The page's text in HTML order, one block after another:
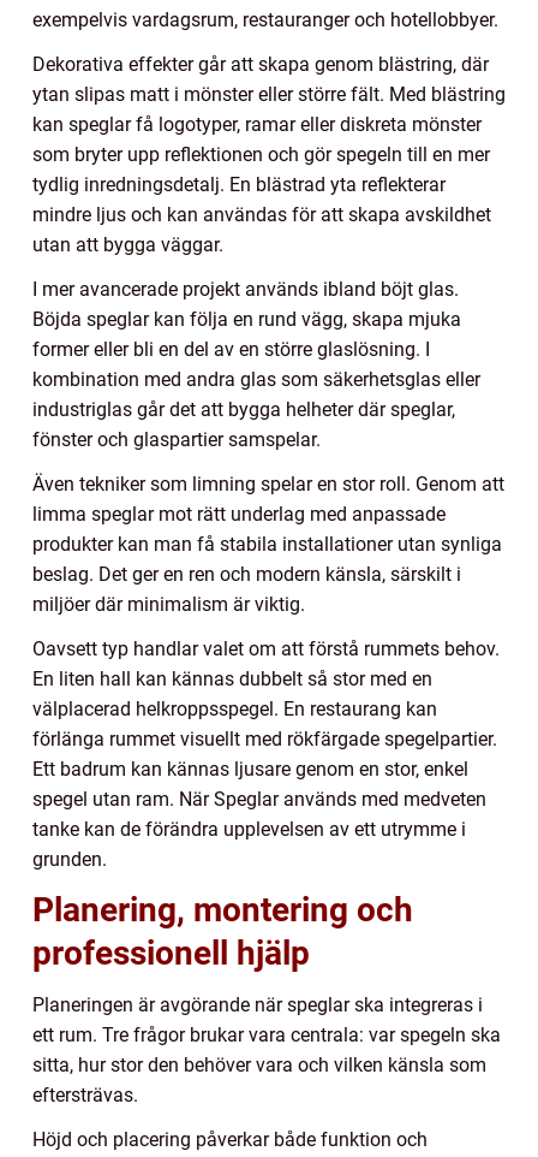
exempelvis vardagsrum, restauranger och hotellobbyer.
Dekorativa effekter går att skapa genom blästring, där
ytan slipas matt i mönster eller större fält. Med blästring
kan speglar få logotyper, ramar eller diskreta mönster
som bryter upp reflektionen och gör spegeln till en mer
tydlig inredningsdetalj. En blästrad yta reflekterar
mindre ljus och kan användas för att skapa avskildhet
utan att bygga väggar.
I mer avancerade projekt används ibland böjt glas.
Böjda speglar kan följa en rund vägg, skapa mjuka
former eller bli en del av en större glaslösning. I
kombination med andra glas som säkerhetsglas eller
industriglas går det att bygga helheter där speglar,
fönster och glaspartier samspelar.
Även tekniker som limning spelar en stor roll. Genom att
limma speglar mot rätt underlag med anpassade
produkter kan man få stabila installationer utan synliga
beslag. Det ger en ren och modern känsla, särskilt i
miljöer där minimalism är viktig.
Oavsett typ handlar valet om att förstå rummets behov.
En liten hall kan kännas dubbelt så stor med en
välplacerad helkroppsspegel. En restaurang kan
förlänga rummet visuellt med rökfärgade spegelpartier.
Ett badrum kan kännas ljusare genom en stor, enkel
spegel utan ram. När Speglar används med medveten
tanke kan de förändra upplevelsen av ett utrymme i
grunden.
Planering, montering och
professionell hjälp
Planeringen är avgörande när speglar ska integreras i
ett rum. Tre frågor brukar vara centrala: var spegeln ska
sitta, hur stor den behöver vara och vilken känsla som
eftersträvas.
Höjd och placering påverkar både funktion och